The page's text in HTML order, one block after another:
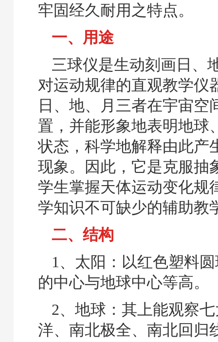
牢固经久耐用之特点。
一、用途
三球仪是生动刻画日、
对运动规律的直观教学仪
日、地、月三者在宇宙空
置，并能形象地表明地球
状态，科学地解释由此产
现象。因此，它是克服抽
学生掌握天体运动变化规
学知识不可缺少的辅助教
二、结构
1、太阳：以红色塑料
的中心与地球中心等高。
2、地球：其上能观察
洋、南北极全、南北回归